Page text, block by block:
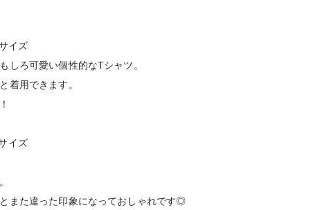
イズ
しろ可愛い個性的なTシャツ。
着用できます。
イズ
また違った印象になっておしゃれです◎